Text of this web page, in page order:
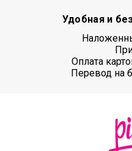
Удобная и
Оплата
Перевод на